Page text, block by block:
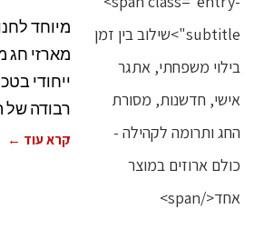
מיוחד
מארזי חג
ייחודי
רבודה של
קרא עוד ←